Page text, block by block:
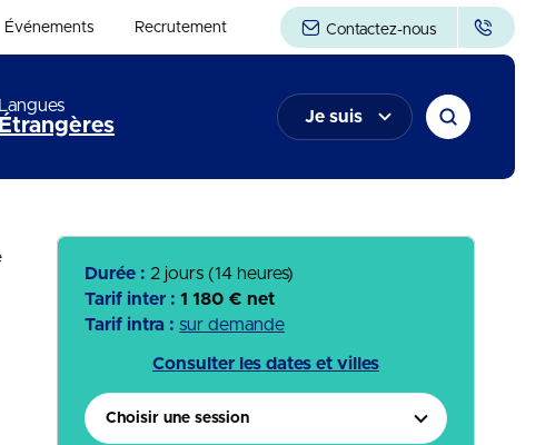
Événements Recrutement Contactez-nous
Langues
Étrangères Je suis
Durée : 2 jours (14 heures)
Tarif inter : 1 180 € net
Tarif intra : sur demande
Consulter les dates et villes
Choisir une session